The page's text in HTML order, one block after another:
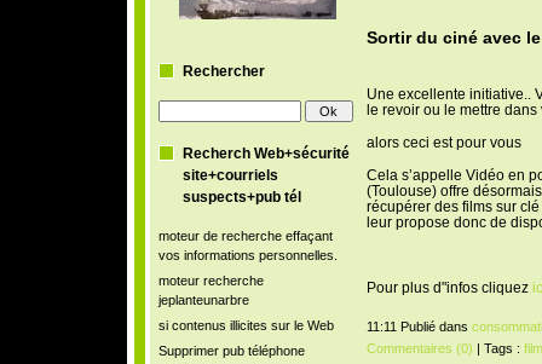
Rechercher
Recherch Web+sécurité
site+courriels
suspects+pub tél
moteur de recherche effaçant
vos informations personnelles.
moteur recherche
jeplanteunarbre
si contenus illicites sur le Web
Supprimer pub téléphone
Sortir du ciné avec
Une excellente initiative..
le revoir ou le mettre dans
alors ceci est pour vous
Cela s’appelle Vidéo en
(Toulouse) offre
récupérer des films sur
leur propose donc de
Pour plus d"infos cliquez
11:11 Publié dans
Commentaires (0) | Tags : film